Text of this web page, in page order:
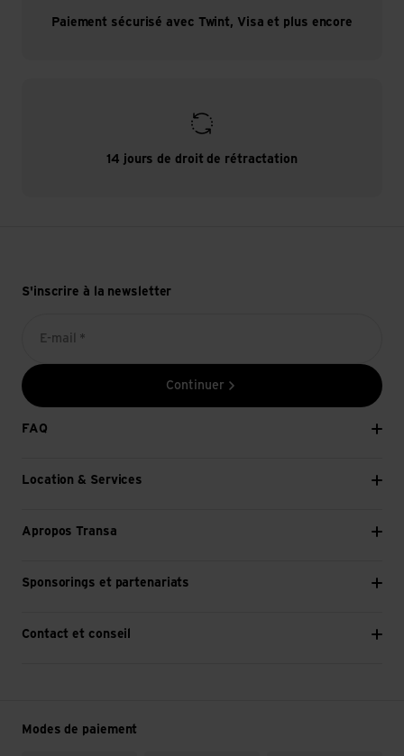
Paiement sécurisé avec Twint, Visa et plus encore
14 jours de droit de rétractation
S'inscrire à la newsletter
E-mail *
Continuer
FAQ
Location & Services
Apropos Transa
Sponsorings et partenariats
Contact et conseil
Modes de paiement